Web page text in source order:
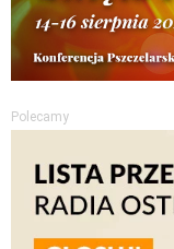
Polecamy